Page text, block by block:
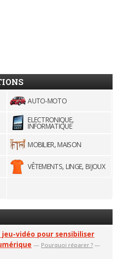
AUTO-MOTO
ELECTRONIQUE,
INFORMATIQUE
MOBILIER, MAISON
VÊTEMENTS, LINGE, BIJOUX
jeu-vidéo pour sensibiliser
— Pourquoi réparer ? —